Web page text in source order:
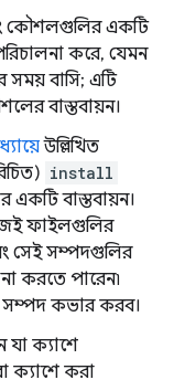
কৌশলগুলির একটি
করে, যেমন
সময় বাসি; এটি
বাস্তবায়ন।
উল্লিখিত
install
একটি বাস্তবায়ন।
ফাইলগুলির
সেই সম্পদগুলির
করতে পারেন৷
সম্পদ কভার করব।
যা ক্যাশে
ক্যাশে করা